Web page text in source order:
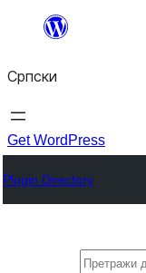
Скочи
садржај
Српски
Get WordPress
Plugin Directory
Претрага